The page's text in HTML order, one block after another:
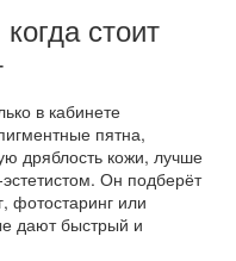
стоит
в кабинете
пятна,
дряблость кожи, лучше
Он подберёт
фотостаринг или
дают быстрый и